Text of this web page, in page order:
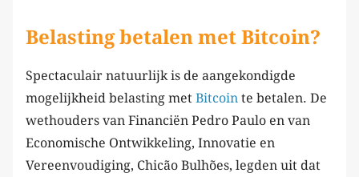
Belasting betalen met Bitcoin?
Spectaculair natuurlijk is de aangekondigde
mogelijkheid belasting met Bitcoin te betalen. De
wethouders van Financiën Pedro Paulo en van
Economische Ontwikkeling, Innovatie en
Vereenvoudiging, Chicão Bulhões, legden uit dat